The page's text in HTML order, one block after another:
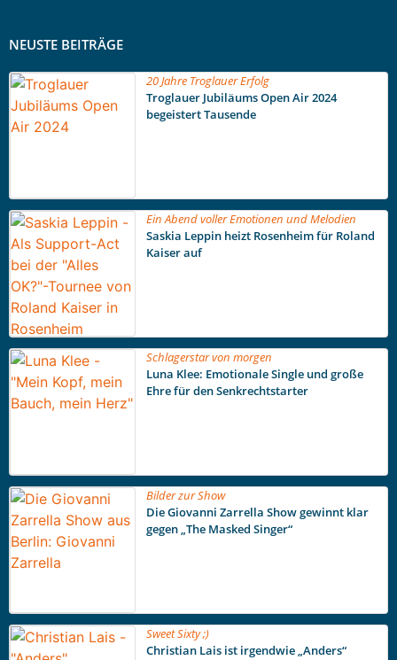
NEUSTE BEITRÄGE
20 Jahre Troglauer Erfolg
Troglauer Jubiläums Open Air 2024
begeistert Tausende
Ein Abend voller Emotionen und Melodien
Saskia Leppin heizt Rosenheim für Roland
Kaiser auf
Schlagerstar von morgen
Luna Klee: Emotionale Single und große
Ehre für den Senkrechtstarter
Bilder zur Show
Die Giovanni Zarrella Show gewinnt klar
gegen „The Masked Singer“
Sweet Sixty ;)
Christian Lais ist irgendwie „Anders“